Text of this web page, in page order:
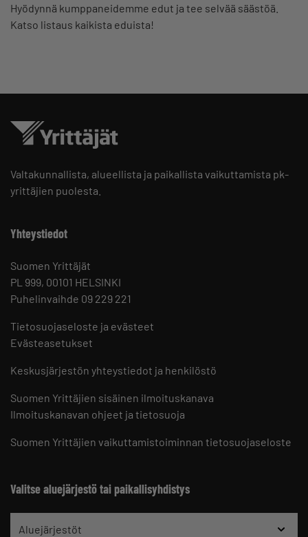
Hyödynnä kumppaneidemme edut ja tee selvää säästöä.
Katso listaus kaikista eduista!
Valtakunnallista, alueellista ja paikallista vaikuttamista pk-
yrittäjien puolesta.
Yhteystiedot
Suomen Yrittäjät
PL 999, 00101 HELSINKI
Puhelinvaihde 09 229 221
Tietosuojaseloste ja evästeet
Evästeasetukset
Keskusjärjestön yhteystiedot ja henkilöstö
Suomen Yrittäjien sisäinen ilmoituskanava
Ilmoituskanavan ohjeet ja tietosuoja
Suomen Yrittäjien vaikuttamistoiminnan tietosuojaseloste
Valitse aluejärjestö tai paikallisyhdistys
Aluejärjestöt